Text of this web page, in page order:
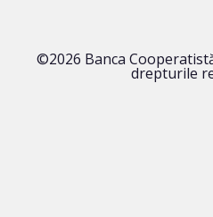
©2026 Banca
drepturile